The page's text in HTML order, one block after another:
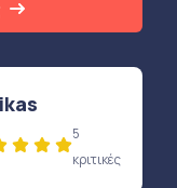
5
κριτικές